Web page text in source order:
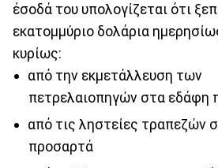
έσοδά του υπολογίζεται ότι
εκατομμύριο δολάρια
κυρίως:
από την εκμετάλλευση των
πετρελαιοπηγών στα εδάφη
από τις ληστείες τραπεζών
προσαρτά